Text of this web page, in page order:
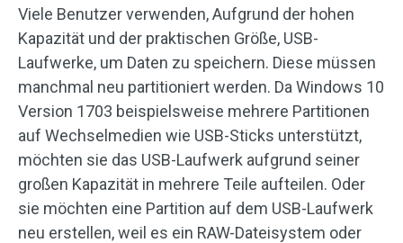
Viele Benutzer verwenden, Aufgrund der hohen
Kapazität und der praktischen Größe, USB-
Laufwerke, um Daten zu speichern. Diese müssen
manchmal neu partitioniert werden. Da Windows 10
Version 1703 beispielsweise mehrere Partitionen
auf Wechselmedien wie USB-Sticks unterstützt,
möchten sie das USB-Laufwerk aufgrund seiner
großen Kapazität in mehrere Teile aufteilen. Oder
sie möchten eine Partition auf dem USB-Laufwerk
neu erstellen, weil es ein RAW-Dateisystem oder